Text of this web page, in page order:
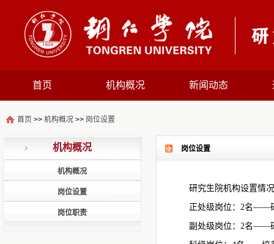
首页 机构概况 新闻动态
首页 >> 机构概况 >> 岗位设置
机构概况
机构概况
岗位设置
岗位职责
岗位设置
研究生院机构设置情
正处级岗位：2名——
副处级岗位：2名——